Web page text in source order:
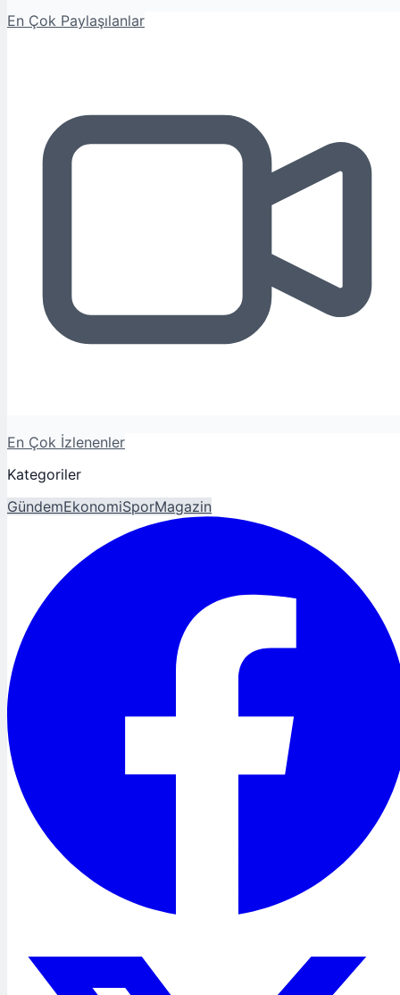
En Çok Paylaşılanlar
En Çok İzlenenler
Kategoriler
GündemEkonomiSporMagazin